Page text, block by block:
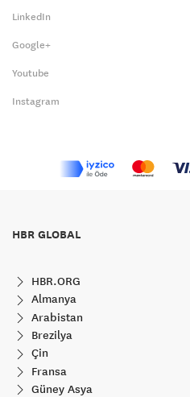
LinkedIn
Google+
Youtube
Instagram
HBR GLOBAL
HBR.ORG
Almanya
Arabistan
Brezilya
Çin
Fransa
Güney Asya